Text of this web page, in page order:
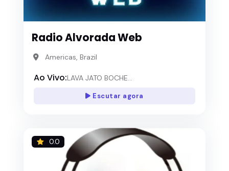
Radio Alvorada Web
Americas, Brazil
Ao Vivo:LAVA JATO BOCHE...
Escutar agora
0.0